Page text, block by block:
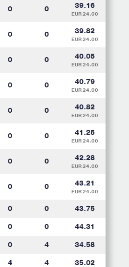
0 0 39.16
EUR 24.00
0 0 39.82
EUR 24.00
0 0 40.05
EUR 24.00
0 0 40.79
EUR 24.00
0 0 40.82
EUR 24.00
0 0 41.25
EUR 24.00
0 0 42.28
EUR 24.00
0 0 43.21
EUR 24.00
0 0
43.75
0 0
44.31
0 4
34.58
4 4
35.02